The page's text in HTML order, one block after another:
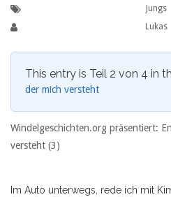
Jungs
Lukas
This entry is Teil 2 von 4 in
der mich versteht
Windelgeschichten.org präsentiert:
versteht (3)
Im Auto unterwegs, rede ich mit